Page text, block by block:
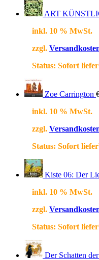
ART
inkl. 10 % MwSt.
zzgl.
Status: Sofort
Zoe Carrington
inkl. 10 % MwSt.
zzgl.
Status: Sofort
Kiste 06: Der
inkl. 10 % MwSt.
zzgl.
Status: Sofort
Der Schatten